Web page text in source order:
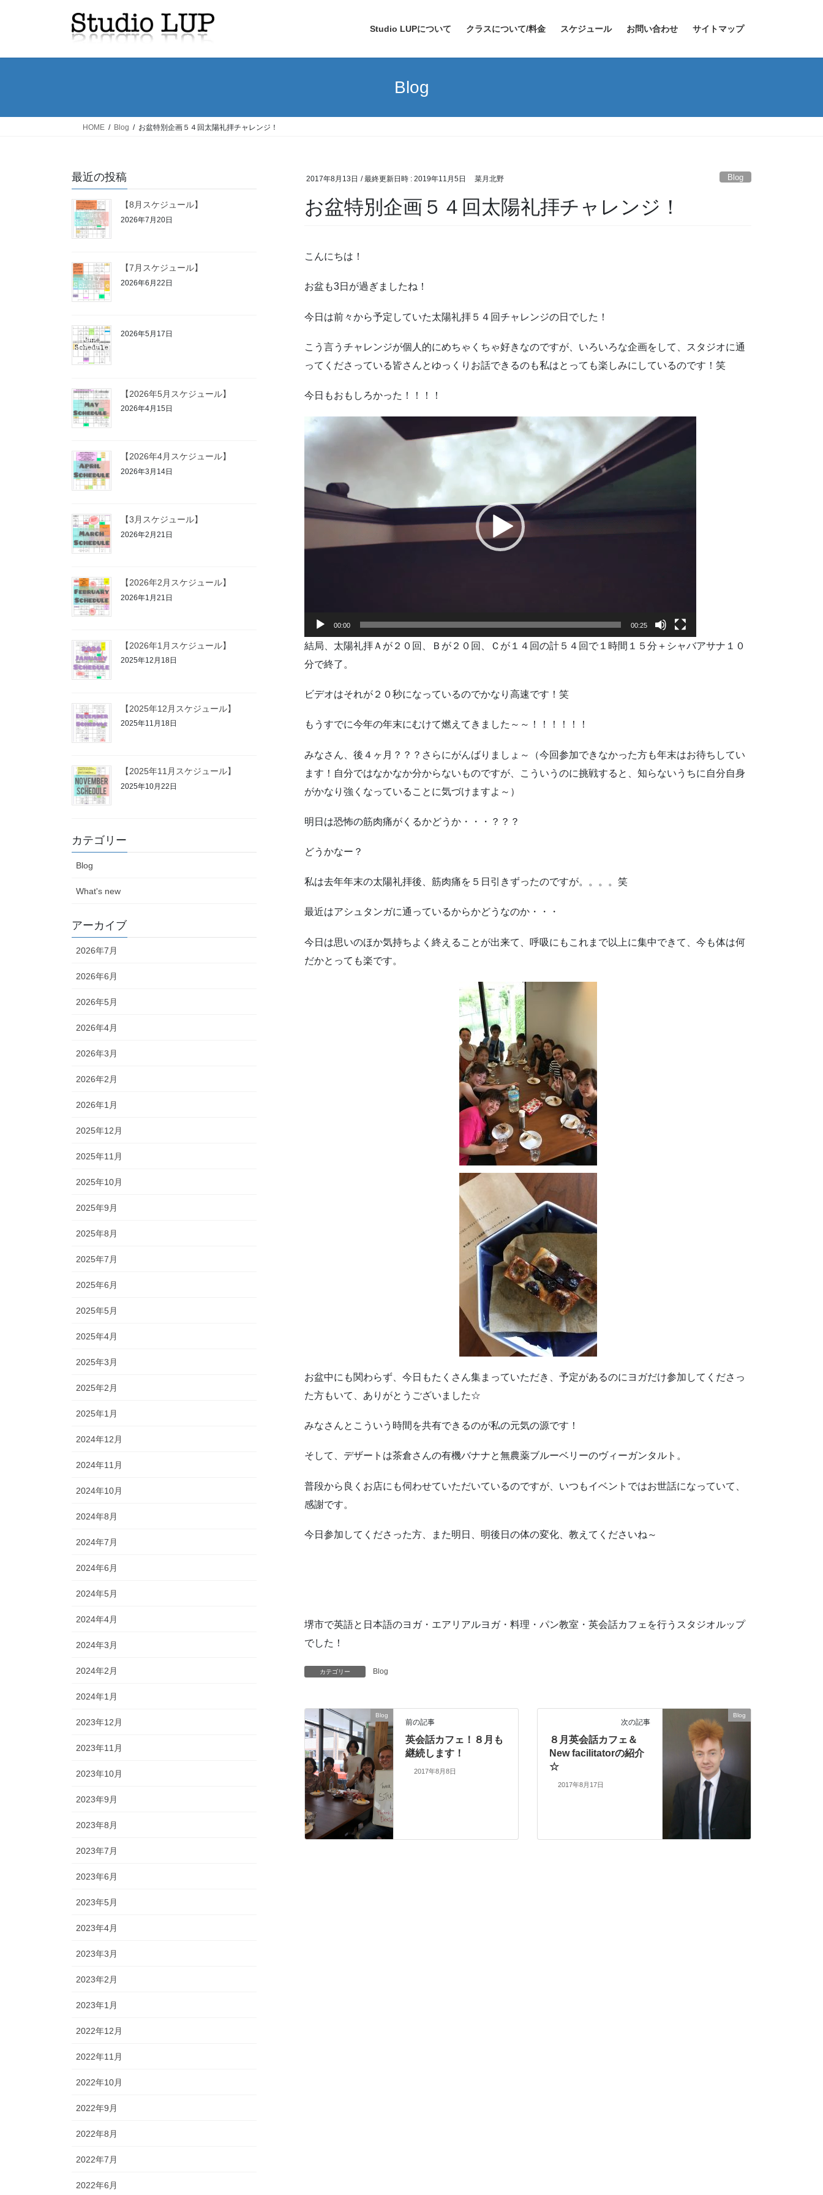
Studio LUPについて クラスについて/料金 スケジュール お問い合わせ サイトマップ
Blog
HOME Blog お盆特別企画５４回太陽礼拝チャレンジ！
2017年8月13日 / 最終更新日時 : 2019年11月5日 菜月北野 Blog
お盆特別企画５４回太陽礼拝チャレンジ！
こんにちは！
お盆も3日が過ぎましたね！
今日は前々から予定していた太陽礼拝５４回チャレンジの日でした！
こう言うチャレンジが個人的にめちゃくちゃ好きなのですが、いろいろな企画をして、スタジオに通
ってくださっている皆さんとゆっくりお話できるのも私はとっても楽しみにしているのです！笑
今日もおもしろかった！！！！
画
ー
00:00 00:25
結局、太陽礼拝Ａが２０回、Ｂが２０回、Ｃが１４回の計５４回で１時間１５分＋シャバアサナ１０
分で終了。
ビデオはそれが２０秒になっているのでかなり高速です！笑
もうすでに今年の年末にむけて燃えてきました～～！！！！！！
みなさん、後４ヶ月？？？さらにがんばりましょ～（今回参加できなかった方も年末はお待ちしてい
ます！自分ではなかなか分からないものですが、こういうのに挑戦すると、知らないうちに自分自身
がかなり強くなっていることに気づけますよ～）
明日は恐怖の筋肉痛がくるかどうか・・・？？？
どうかなー？
私は去年年末の太陽礼拝後、筋肉痛を５日引きずったのですが。。。。笑
最近はアシュタンガに通っているからかどうなのか・・・
今日は思いのほか気持ちよく終えることが出来て、呼吸にもこれまで以上に集中できて、今も体は何
だかとっても楽です。
お盆中にも関わらず、今日もたくさん集まっていただき、予定があるのにヨガだけ参加してくださっ
た方もいて、ありがとうございました☆
みなさんとこういう時間を共有できるのが私の元気の源です！
そして、デザートは茶倉さんの有機バナナと無農薬ブルーベリーのヴィーガンタルト。
普段から良くお店にも伺わせていただいているのですが、いつもイベントではお世話になっていて、
感謝です。
今日参加してくださった方、また明日、明後日の体の変化、教えてくださいね～
堺市で英語と日本語のヨガ・エアリアルヨガ・料理・パン教室・英会話カフェを行うスタジオルップ
でした！
カテゴリー Blog
Blog
前の記事
英会話カフェ！８月も
継続します！
2017年8月8日
Blog
次の記事
８月英会話カフェ＆
New facilitatorの紹介
☆
2017年8月17日
最近の投稿
【8月スケジュール】
2026年7月20日
【7月スケジュール】
2026年6月22日
2026年5月17日
【2026年5月スケジュール】
2026年4月15日
【2026年4月スケジュール】
2026年3月14日
【3月スケジュール】
2026年2月21日
【2026年2月スケジュール】
2026年1月21日
【2026年1月スケジュール】
2025年12月18日
【2025年12月スケジュール】
2025年11月18日
【2025年11月スケジュール】
2025年10月22日
カテゴリー
Blog
What's new
アーカイブ
2026年7月
2026年6月
2026年5月
2026年4月
2026年3月
2026年2月
2026年1月
2025年12月
2025年11月
2025年10月
2025年9月
2025年8月
2025年7月
2025年6月
2025年5月
2025年4月
2025年3月
2025年2月
2025年1月
2024年12月
2024年11月
2024年10月
2024年8月
2024年7月
2024年6月
2024年5月
2024年4月
2024年3月
2024年2月
2024年1月
2023年12月
2023年11月
2023年10月
2023年9月
2023年8月
2023年7月
2023年6月
2023年5月
2023年4月
2023年3月
2023年2月
2023年1月
2022年12月
2022年11月
2022年10月
2022年9月
2022年8月
2022年7月
2022年6月